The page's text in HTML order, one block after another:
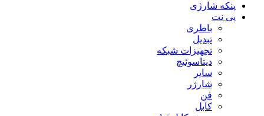
پنکه شارژی
پی نت
باطری
تبدیل
تجهیزات شبکه
دیتاسوئیچ
سایر
شارژر
فن
کابل